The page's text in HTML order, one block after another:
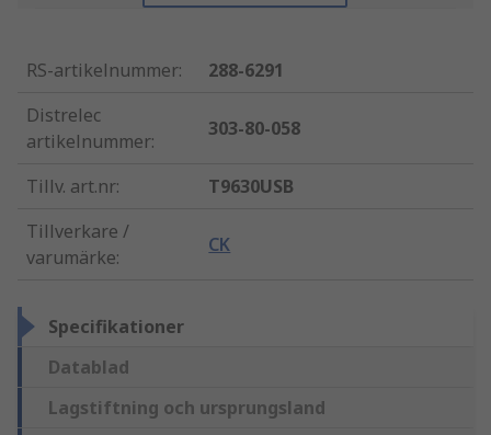
RS-artikelnummer:
288-6291
Distrelec
artikelnummer:
303-80-058
Tillv. art.nr:
T9630USB
Tillverkare /
varumärke:
CK
Specifikationer
Datablad
Lagstiftning och ursprungsland